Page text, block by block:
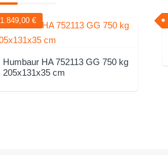
Humbaur HA 752113 GG 750 kg
205x131x35 cm
1.849,00 €